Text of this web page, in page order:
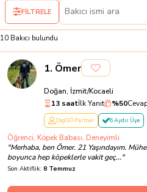
FİLTRELE
10 Bakıcı bulundu
1. Ömer
Doğan, İzmit/Kocaeli
13 saatİlk Yanıt %50
DogGO Partner 6 Aydır Üye
Öğrenci, Köpek Babası, Deneyimli
"Merhaba, ben Ömer. 21 Yaşındayım.
boyunca hep köpeklerle vakit geç..."
Son Aktiflik: 8 Temmuz